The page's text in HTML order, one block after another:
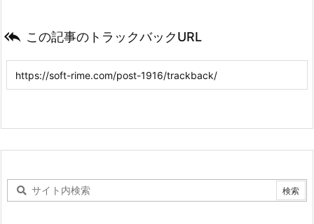
 この記事のトラックバックURL